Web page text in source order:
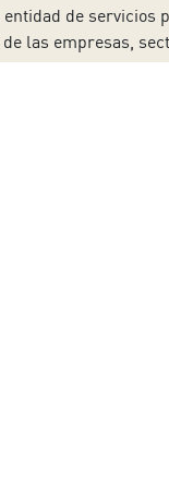
entidad de
las empresas,
creando confianza